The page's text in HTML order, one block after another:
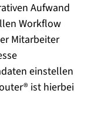
Aufwand
Workflow
Mitarbeiter
einstellen
ist hierbei